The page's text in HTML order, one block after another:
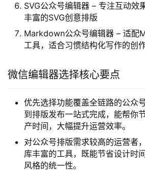
SVG公众号编辑器 – 专注互动效
丰富的SVG创意排版
Markdown公众号编辑器 – 适配
工具，适合习惯结构化写作的创
微信编辑器选择核心要点
优先选择功能覆盖全链路的公众
到排版发布一站式完成，能帮你
产时间，大幅提升运营效率。
对公众号排版需求较高的运营者
库丰富的工具，既能节省设计时
风格的统一性。